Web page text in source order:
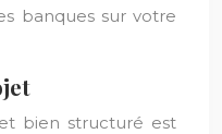
banques sur votre
bien structuré est